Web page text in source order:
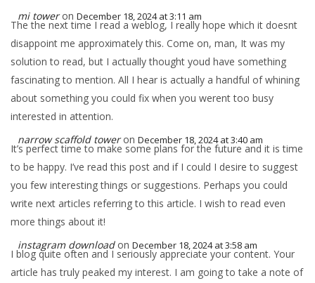
mi tower on December 18, 2024 at 3:11 am
The the next time I read a weblog, I really hope which it doesnt
disappoint me approximately this. Come on, man, It was my
solution to read, but I actually thought youd have something
fascinating to mention. All I hear is actually a handful of whining
about something you could fix when you werent too busy
interested in attention.
narrow scaffold tower on December 18, 2024 at 3:40 am
It’s perfect time to make some plans for the future and it is time
to be happy. I’ve read this post and if I could I desire to suggest
you few interesting things or suggestions. Perhaps you could
write next articles referring to this article. I wish to read even
more things about it!
instagram download on December 18, 2024 at 3:58 am
I blog quite often and I seriously appreciate your content. Your
article has truly peaked my interest. I am going to take a note of